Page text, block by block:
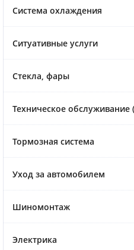
Система охлаждения
Ситуативные услуги
Стекла, фары
Техническое обслуживание
Тормозная система
Уход за автомобилем
Шиномонтаж
Электрика